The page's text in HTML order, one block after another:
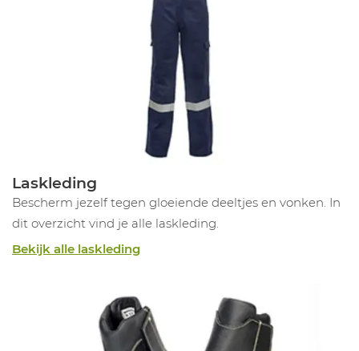
Laskleding
Bescherm jezelf tegen gloeiende deeltjes en vonken. In
dit overzicht vind je alle laskleding.
Bekijk alle laskleding